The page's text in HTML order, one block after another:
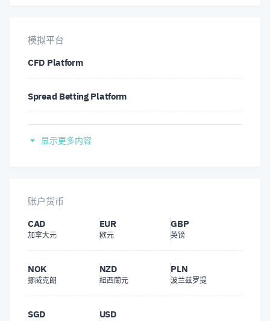
模拟平台
CFD Platform
Spread Betting Platform
MetaTrader 5
显示更多内容
账户货币
CAD
加拿大元
EUR
欧元
GBP
英镑
NOK
挪威克朗
NZD
紐西蘭元
PLN
波兰兹罗提
SGD USD